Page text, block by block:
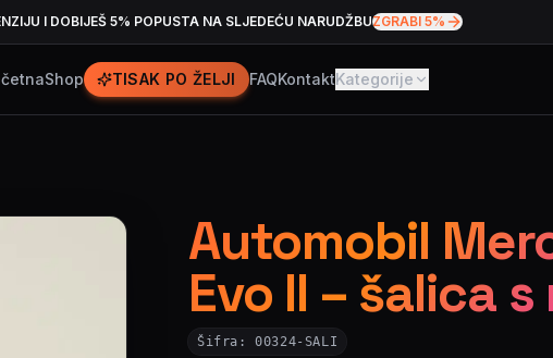
I DOBIJEŠ 5% POPUSTA NA SLJEDEĆU NARUDŽBUZGRABI 5%
Shop TISAK PO ŽELJI FAQKontaktKategorije
Automobil
Evo II – šalica
Šifra:00324-SALI